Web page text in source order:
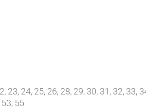
23, 24, 25, 26, 28, 29, 30, 31, 32, 33,
55